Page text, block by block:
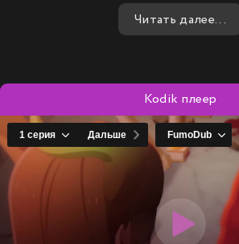
Читать далее...
Kodik плеер